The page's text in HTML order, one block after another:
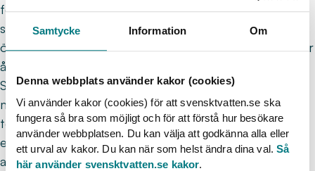
Samtycke Information Om
Denna webbplats använder kakor (cookies)
Vi använder kakor (cookies) för att svensktvatten.se ska
fungera så bra som möjligt och för att förstå hur besökare
använder webbplatsen. Du kan välja att godkänna alla eller
ett urval av kakor. Du kan när som helst ändra dina val.Så
här använder svensktvatten.se kakor.
försvar och närmiljön, säger Lina. Vi ser alla att
säkerhetsläget förändras och det kommer ställa
ökade krav på alla aktörer. Det viktiga är att vi alla drar
åt samma håll och samarbetar i dessa frågor.
Svenskt Vatten har en särskild ställning eftersom våra
medlemmars verksamheter å ena sidan är en del i
totalförsvaret, å andra sidan kan drabbas negativt av
exempelvis ökade utsläpp till vatten. Vi behöver själva
arbeta med säkerhetsfrågor och redundans, men